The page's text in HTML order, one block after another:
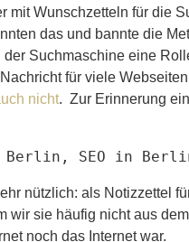
mit Wunschzetteln für die
das und bannte die
Suchmaschine eine
für viele
nicht. Zur Erinnerung
Berlin, SEO in
nützlich: als Notizzettel
wir sie häufig nicht aus
noch das Internet war.